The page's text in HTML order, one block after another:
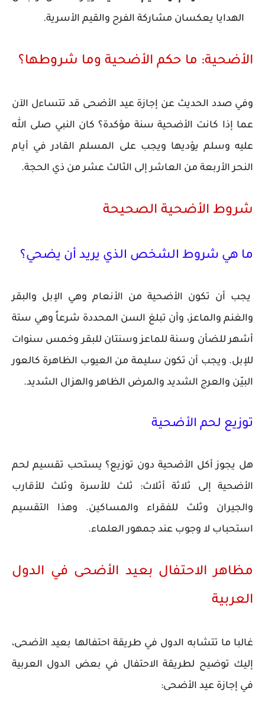
الهدايا يعكسان مشاركة الفرح والقيم الأسرية.
الأضحية: ما حكم الأضحية وما شروطها؟
وفي صدد الحديث عن إجازة عيد الأضحى قد تتساءل الآن
عما إذا كانت الأضحية سنة مؤكدة؟ كان النبي صلى الله
عليه وسلم يؤديها ويجب على المسلم القادر في أيام
النحر الأربعة من العاشر إلى الثالث عشر من ذي الحجة.
شروط الأضحية الصحيحة
ما هي شروط الشخص الذي يريد أن يضحي؟
يجب أن تكون الأضحية من الأنعام وهي الإبل والبقر
والغنم والماعز، وأن تبلغ السن المحددة شرعاً وهي ستة
أشهر للضأن وسنة للماعز وسنتان للبقر وخمس سنوات
للإبل. ويجب أن تكون سليمة من العيوب الظاهرة كالعور
البيّن والعرج الشديد والمرض الظاهر والهزال الشديد.
توزيع لحم الأضحية
هل يجوز أكل الأضحية دون توزيع؟ يستحب تقسيم لحم
الأضحية إلى ثلاثة أثلاث: ثلث للأسرة وثلث للأقارب
والجيران وثلث للفقراء والمساكين. وهذا التقسيم
استحباب لا وجوب عند جمهور العلماء.
مظاهر الاحتفال بعيد الأضحى في الدول
العربية
غالبا ما تتشابه الدول في طريقة احتفالها بعيد الأضحى،
إليك توضيح لطريقة الاحتفال في بعض الدول العربية
في إجازة عيد الأضحى: